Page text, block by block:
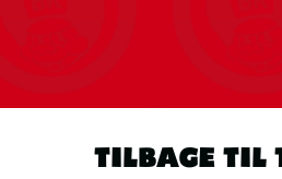
TILBAGE TIL